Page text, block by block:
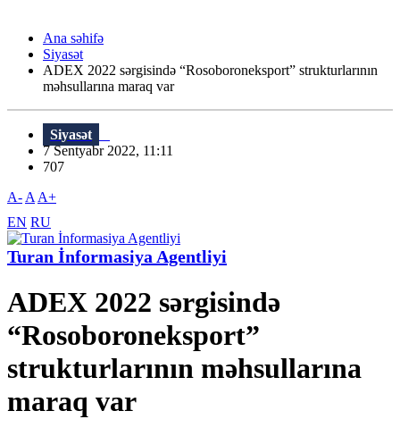
Ana səhifə
Siyasət
ADEX 2022 sərgisində “Rosoboroneksport” strukturlarının
məhsullarına maraq var
Siyasət
7 Sentyabr 2022, 11:11
707
A- A A+
EN RU
Turan İnformasiya Agentliyi
ADEX 2022 sərgisində
“Rosoboroneksport”
strukturlarının məhsullarına
maraq var